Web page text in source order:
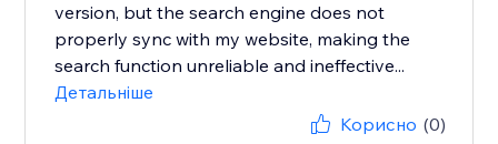
version, but the search engine does not
properly sync with my website, making the
search function unreliable and ineffective...
Детальніше
Корисно (0)